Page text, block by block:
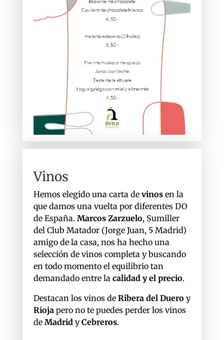
Vinos
Hemos elegido una carta de vinosen la
que damos una vuelta por diferentes DO
de España. Marcos Zarzuelo, Sumiller
del Club Matador (Jorge Juan, 5 Madrid)
amigo de la casa, nos ha hecho una
selección de vinos completa y buscando
en todo momento el equilibrio tan
demandado entre la calidad y el precio.
Destacan los vinos de Ribera del Duero y
Rioja pero no te puedes perder los vinos
de Madrid yCebreros.